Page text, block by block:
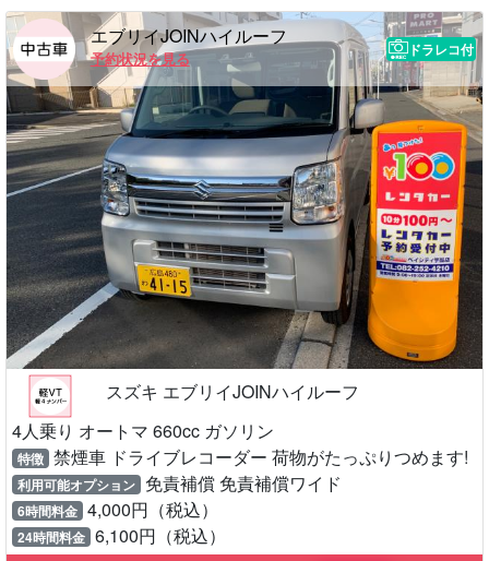
エブリイJOINハイルーフ
予約状況を見る
ドラレコ付
スズキ エブリイJOINハイルーフ
4人乗り オートマ 660cc ガソリン
特徴 禁煙車 ドライブレコーダー 荷物がたっぷりつめます!
利用可能オプション 免責補償 免責補償ワイド
6時間料金 4,000円（税込）
24時間料金 6,100円（税込）